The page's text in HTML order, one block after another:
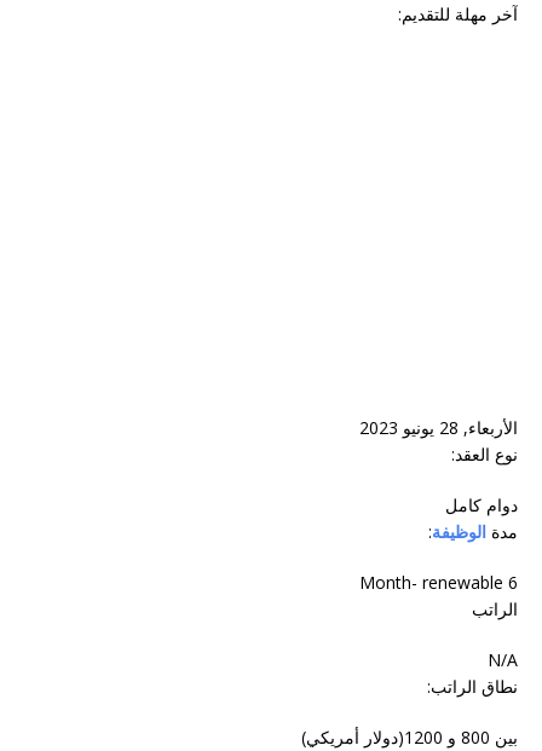
آخر مهلة للتقديم:
الأربعاء, 28 يونيو 2023
نوع العقد:
دوام‬ ‫كامل‬
مدة الوظيفة:
6 Month- renewable
الراتب
N/A
نطاق الراتب:
بين 800 و 1200(دولار أمريكي)